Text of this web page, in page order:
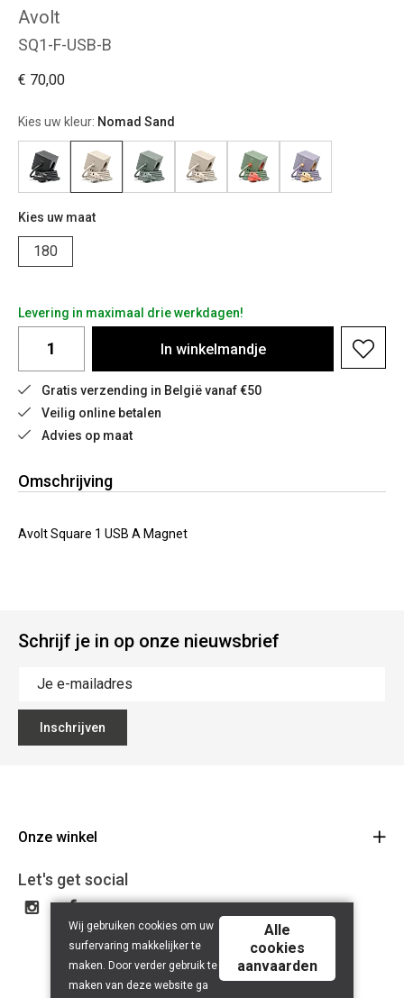
Avolt
SQ1-F-USB-B
€ 70,00
Kies uw kleur: Nomad Sand
Kies uw maat
180
Levering in maximaal drie werkdagen!
In winkelmandje
Gratis verzending in België vanaf €50
Veilig online betalen
Advies op maat
Omschrijving
Avolt Square 1 USB A Magnet
Schrijf je in op onze nieuwsbrief
Inschrijven
Onze winkel
Buysse
Florimond Leirensstraat 40 9230 Wetteren
Route
09 369 16 77
BE 0648.822.409
Let's get social
Wij gebruiken cookies om uw
surfervaring makkelijker te
maken. Door verder gebruik te
maken van deze website ga
Alle
cookies
aanvaarden